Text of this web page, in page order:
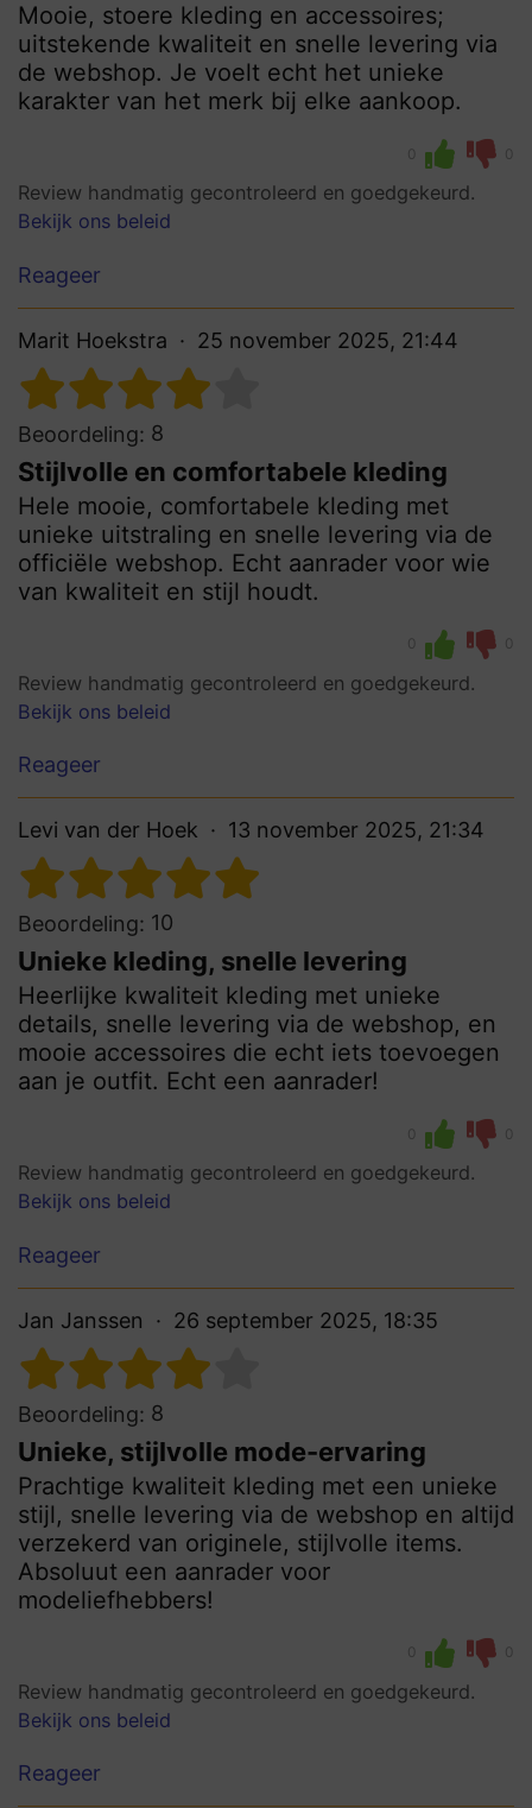
Mooie, stoere kleding en accessoires;
uitstekende kwaliteit en snelle levering via
de webshop. Je voelt echt het unieke
karakter van het merk bij elke aankoop.
0 0
Review handmatig gecontroleerd en goedgekeurd.
Bekijk ons beleid
Reageer
Marit Hoekstra 25 november 2025, 21:44
Beoordeling: 8
Stijlvolle en comfortabele kleding
Hele mooie, comfortabele kleding met
unieke uitstraling en snelle levering via de
officiële webshop. Echt aanrader voor wie
van kwaliteit en stijl houdt.
0 0
Review handmatig gecontroleerd en goedgekeurd.
Bekijk ons beleid
Reageer
Levi van der Hoek 13 november 2025, 21:34
Beoordeling: 10
Unieke kleding, snelle levering
Heerlijke kwaliteit kleding met unieke
details, snelle levering via de webshop, en
mooie accessoires die echt iets toevoegen
aan je outfit. Echt een aanrader!
0 0
Review handmatig gecontroleerd en goedgekeurd.
Bekijk ons beleid
Reageer
Jan Janssen 26 september 2025, 18:35
Beoordeling: 8
Unieke, stijlvolle mode-ervaring
Prachtige kwaliteit kleding met een unieke
stijl, snelle levering via de webshop en altijd
verzekerd van originele, stijlvolle items.
Absoluut een aanrader voor
modeliefhebbers!
0 0
Review handmatig gecontroleerd en goedgekeurd.
Bekijk ons beleid
Reageer